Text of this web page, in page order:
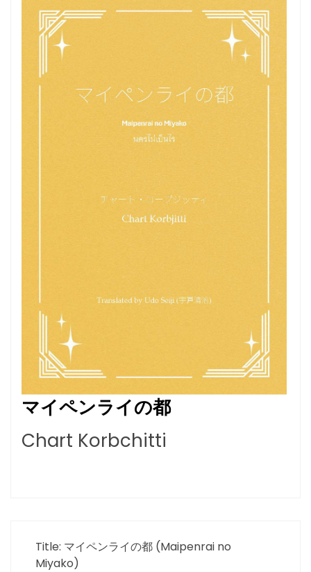
マイペンライの都
Chart Korbchitti
Title: マイペンライの都 (Maipenrai no
Miyako)